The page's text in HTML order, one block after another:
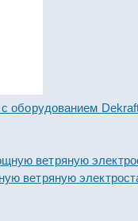
оборудованием
ветряную